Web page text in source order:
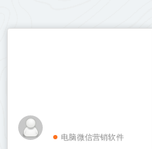
电脑微信营销软件